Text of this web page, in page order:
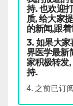
持. 也欢迎
质, 给大家
的新闻,跟
3. 如果大家
界医学最新
家积极转发
持.
4. 之前已订